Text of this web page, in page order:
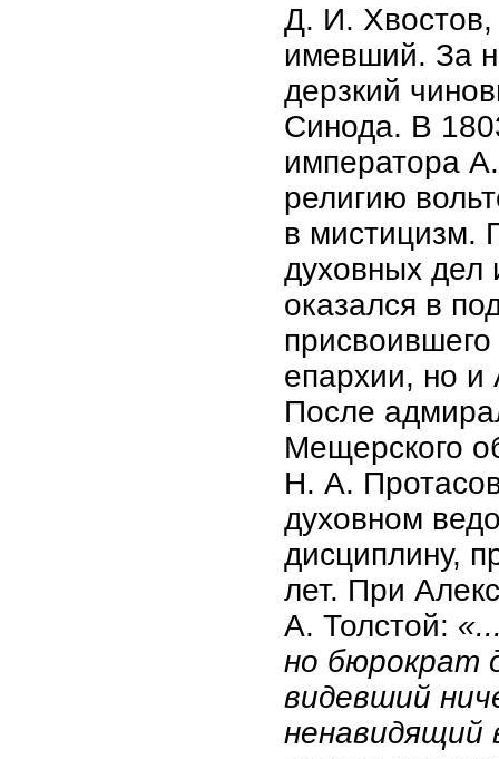
Д. И. Хвостов,
имевший. За
дерзкий
Синода. В
императора
религию
в мистицизм.
духовных дел
оказался в
епархии, но и
После
Мещерского
Н. А.
духовном
дисциплину,
лет. При
А. Толстой:
но бюрократ
видевший
ненавидящий